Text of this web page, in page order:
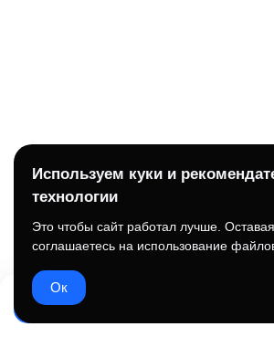
Написать
Используем куки и
технологии
Это чтобы сайт работал лучше.
соглашаетесь на использование файлов
Ок